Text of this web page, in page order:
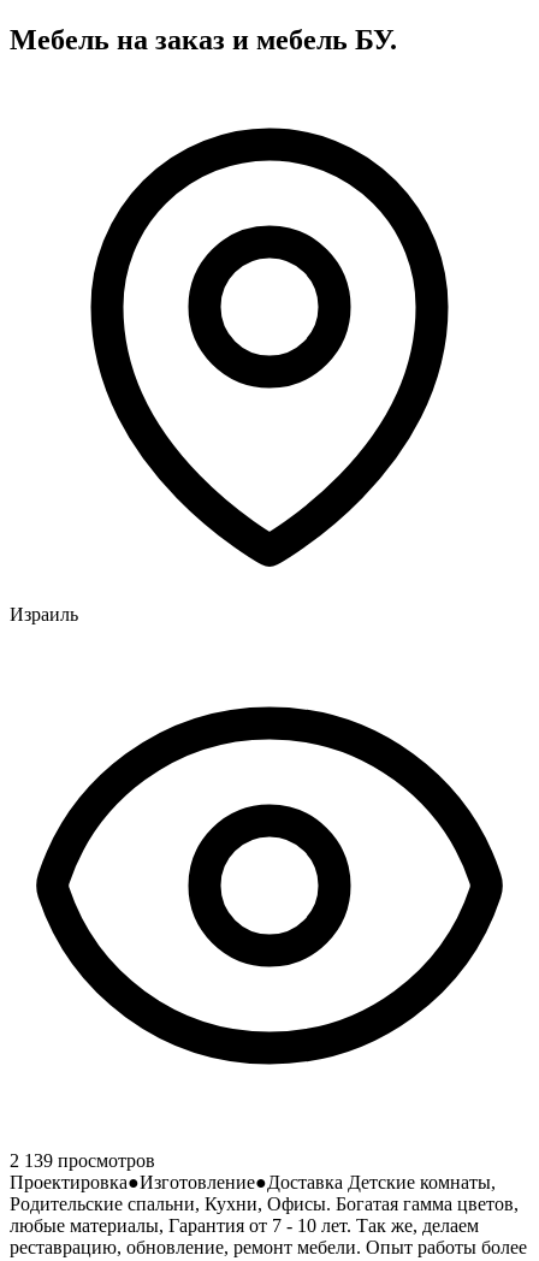
Мебель на заказ и мебель БУ.
Израиль
2 139 просмотров
Проектировка●Изготовление●Доставка Детские комнаты,
Родительские спальни, Кухни, Офисы. Богатая гамма цветов,
любые материалы, Гарантия от 7 - 10 лет. Так же, делаем
реставрацию, обновление, ремонт мебели. Опыт работы более